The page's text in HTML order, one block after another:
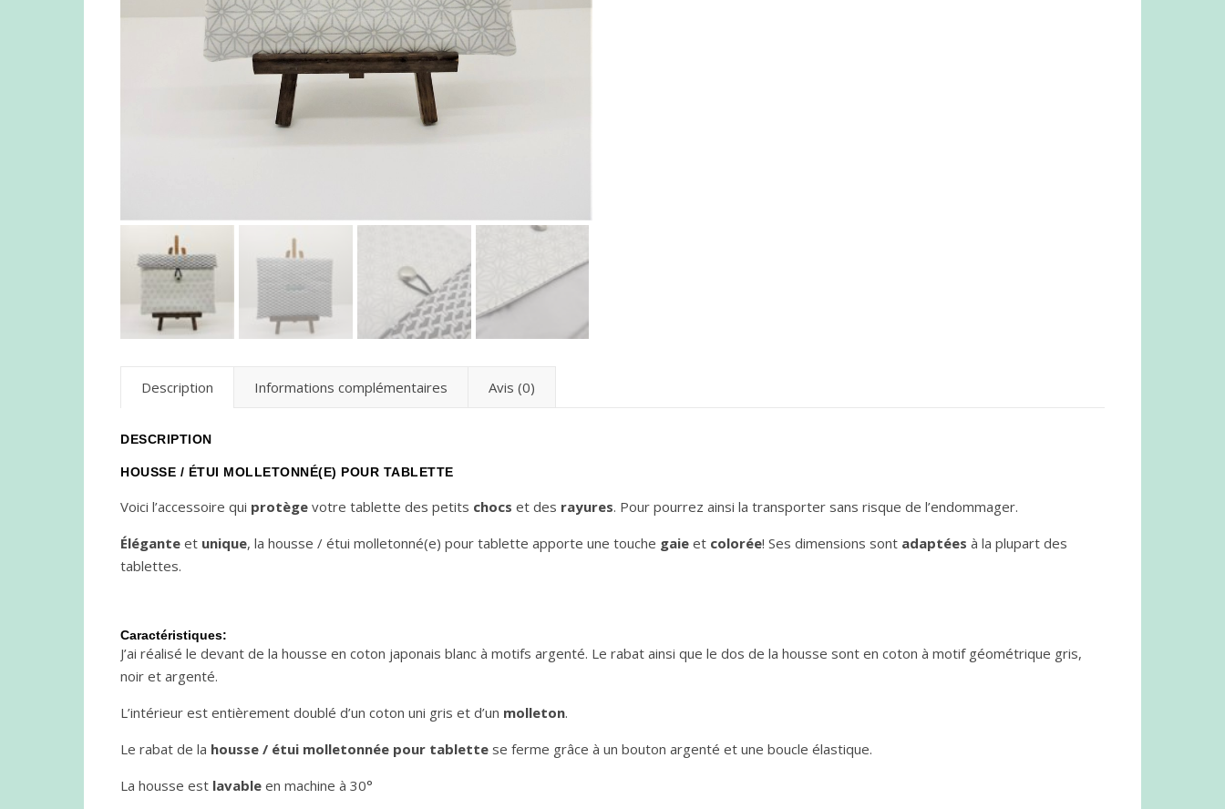
Description Informations complémentaires Avis (0)
DESCRIPTION
HOUSSE / ÉTUI MOLLETONNÉ(E) POUR TABLETTE
Voici l’accessoire qui protège votre tablette des petits chocs et des rayures. Pour pourrez ainsi la transporter sans risque de l’endommager.
Élégante et unique, la housse / étui molletonné(e) pour tablette apporte une touche gaie et colorée! Ses dimensions sont adaptées à la plupart des
tablettes.
Caractéristiques:
J’ai réalisé le devant de la housse en coton japonais blanc à motifs argenté. Le rabat ainsi que le dos de la housse sont en coton à motif géométrique gris,
noir et argenté.
L’intérieur est entièrement doublé d’un coton uni gris et d’un molleton.
Le rabat de la housse / étui molletonnée pour tablette se ferme grâce à un bouton argenté et une boucle élastique.
La housse est lavable en machine à 30°